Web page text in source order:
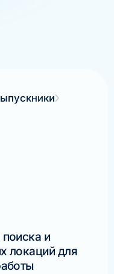
и
локаций для